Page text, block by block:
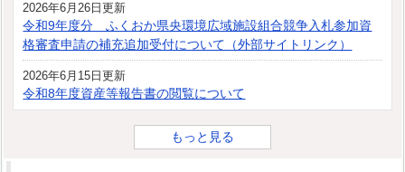
2026年6月26日更新
令和9年度分 ふくおか県央環境広域施設組合競争入札参加資
格審査申請の補充追加受付について（外部サイトリンク）
2026年6月15日更新
令和8年度資産等報告書の閲覧について
もっと見る